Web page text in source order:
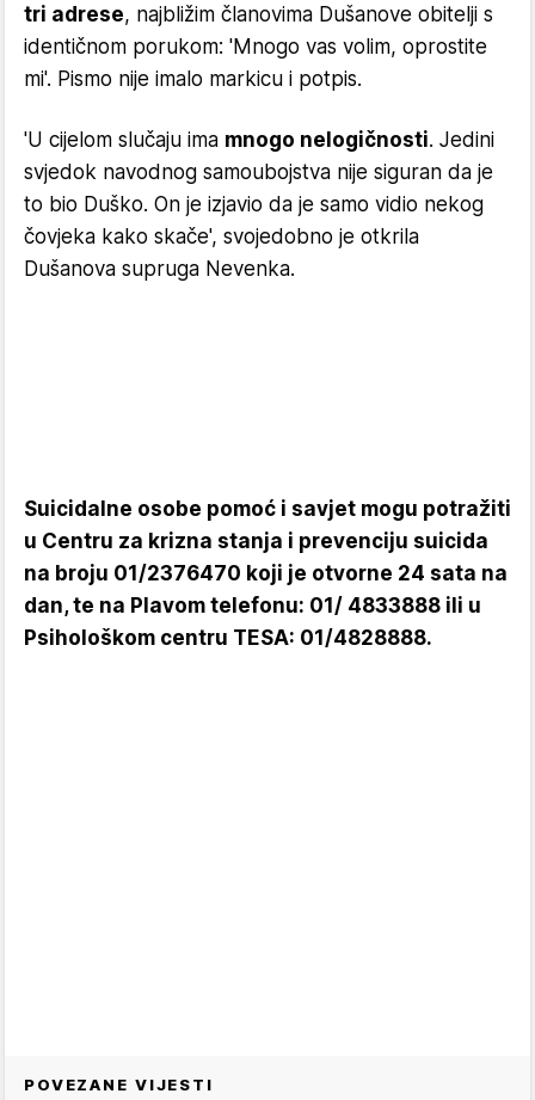
tri adrese, najbližim članovima Dušanove obitelji s
identičnom porukom: 'Mnogo vas volim, oprostite
mi'. Pismo nije imalo markicu i potpis.
'U cijelom slučaju ima mnogo nelogičnosti. Jedini
svjedok navodnog samoubojstva nije siguran da je
to bio Duško. On je izjavio da je samo vidio nekog
čovjeka kako skače', svojedobno je otkrila
Dušanova supruga Nevenka.
Suicidalne osobe pomoć i savjet mogu potražiti
u Centru za krizna stanja i prevenciju suicida
na broju 01/2376470 koji je otvorne 24 sata na
dan, te na Plavom telefonu: 01/ 4833888 ili u
Psihološkom centru TESA: 01/4828888.
POVEZANE VIJESTI